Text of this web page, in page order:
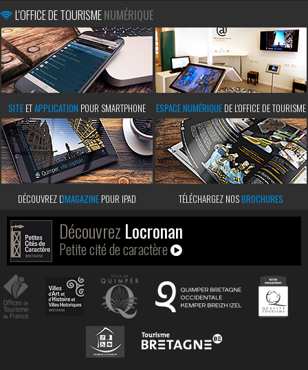
L'OFFICE DE TOURISMENUMÉRIQUE
SITE ETAPPLICATION POUR SMARTPHONE ESPACE NUMÉRIQUE DE L'OFFICE DE TOURISME
DÉCOUVREZ L’IMAGAZINE POUR IPAD TÉLÉCHARGEZ NOSBROCHURES
Découvrez Locronan
Petite cité de caractère